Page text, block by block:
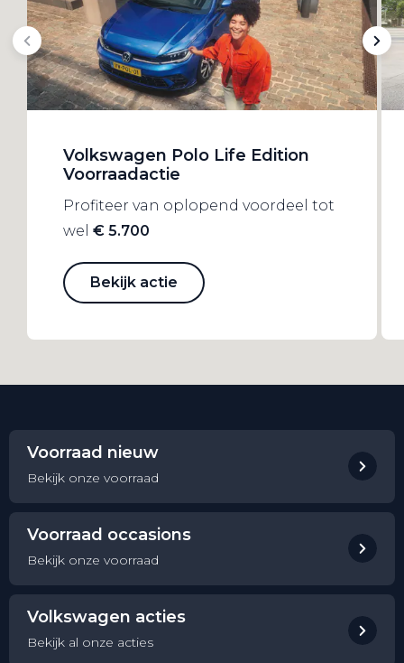
Volkswagen Polo Life Edition
Voorraadactie
Profiteer van oplopend voordeel tot
wel € 5.700
Bekijk actie
Voorraad nieuw
Bekijk onze voorraad
Voorraad occasions
Bekijk onze voorraad
Volkswagen acties
Bekijk al onze acties